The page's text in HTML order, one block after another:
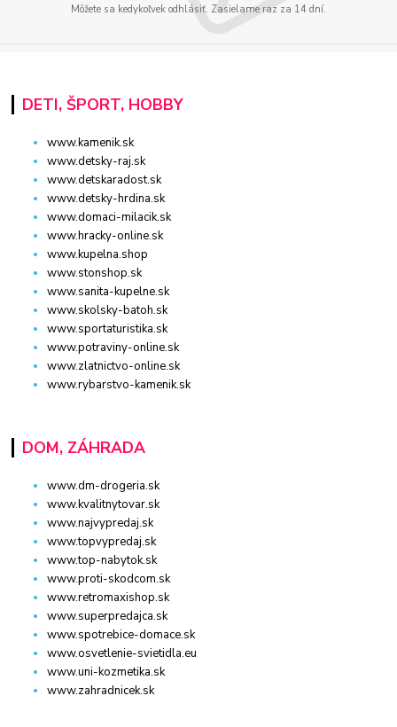
Môžete sa kedykoľvek odhlásiť. Zasielame raz za 14 dní.
DETI, ŠPORT, HOBBY
www.kamenik.sk
www.detsky-raj.sk
www.detskaradost.sk
www.detsky-hrdina.sk
www.domaci-milacik.sk
www.hracky-online.sk
www.kupelna.shop
www.stonshop.sk
www.sanita-kupelne.sk
www.skolsky-batoh.sk
www.sportaturistika.sk
www.potraviny-online.sk
www.zlatnictvo-online.sk
www.rybarstvo-kamenik.sk
DOM, ZÁHRADA
www.dm-drogeria.sk
www.kvalitnytovar.sk
www.najvypredaj.sk
www.topvypredaj.sk
www.top-nabytok.sk
www.proti-skodcom.sk
www.retromaxishop.sk
www.superpredajca.sk
www.spotrebice-domace.sk
www.osvetlenie-svietidla.eu
www.uni-kozmetika.sk
www.zahradnicek.sk